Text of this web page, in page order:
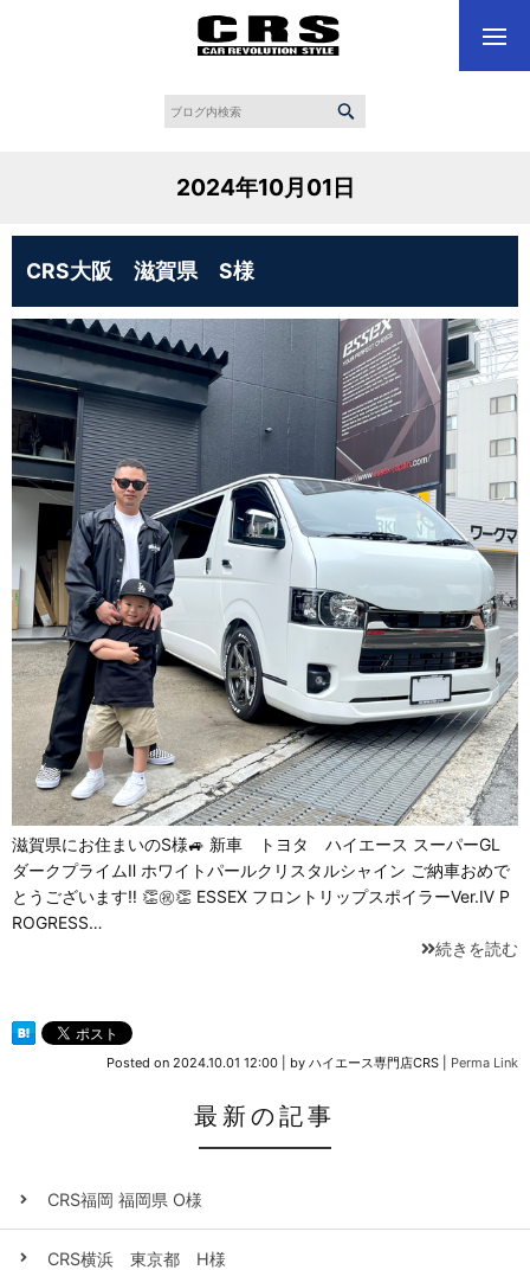
2024年10月01日
CRS大阪 滋賀県 S様
滋賀県にお住まいのS様🚙 新車 トヨタ ハイエース スーパーGL
ダークプライムⅡ ホワイトパールクリスタルシャイン ご納車おめで
とうございます‼ 👏㊗👏 ESSEX フロントリップスポイラーVer.Ⅳ P
ROGRESS…
続きを読む
Posted on 2024.10.01 12:00 by ハイエース専門店CRS Perma Link
最新の記事
CRS福岡 福岡県 O様
CRS横浜 東京都 H様